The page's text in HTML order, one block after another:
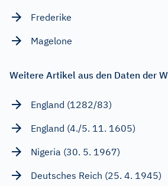
Frederike
Magelone
Weitere Artikel aus den Daten der
England (1282/83)
England (4./5. 11. 1605)
Nigeria (30. 5. 1967)
Deutsches Reich (25. 4. 1945)